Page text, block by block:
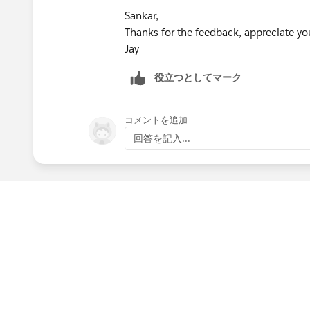
Sankar,
Thanks for the feedback, appreciate
Jay
役立つとしてマーク
コメントを追加
回答を記入...